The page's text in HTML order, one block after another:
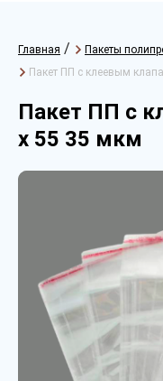
Главная / Пакеты
Пакет ПП с клеевым
Пакет ПП с
х 55 35 мкм